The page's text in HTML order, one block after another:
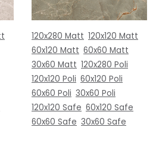
120x280 Matt 120x120 Matt
60x120 Matt 60x60 Matt
30x60 Matt 120x280 Poli
120x120 Poli 60x120 Poli
60x60 Poli 30x60 Poli
120x120 Safe 60x120 Safe
60x60 Safe 30x60 Safe